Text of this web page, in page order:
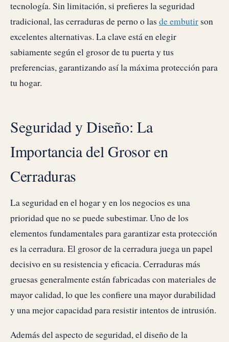
tecnología. Sin limitación, si prefieres la seguridad
tradicional, las cerraduras de perno o las de embutir son
excelentes alternativas. La clave está en elegir
sabiamente según el grosor de tu puerta y tus
preferencias, garantizando así la máxima protección para
tu hogar.
Seguridad y Diseño: La
Importancia del Grosor en
Cerraduras
La seguridad en el hogar y en los negocios es una
prioridad que no se puede subestimar. Uno de los
elementos fundamentales para garantizar esta protección
es la cerradura. El grosor de la cerradura juega un papel
decisivo en su resistencia y eficacia. Cerraduras más
gruesas generalmente están fabricadas con materiales de
mayor calidad, lo que les confiere una mayor durabilidad
y una mejor capacidad para resistir intentos de intrusión.
Además del aspecto de seguridad, el diseño de la